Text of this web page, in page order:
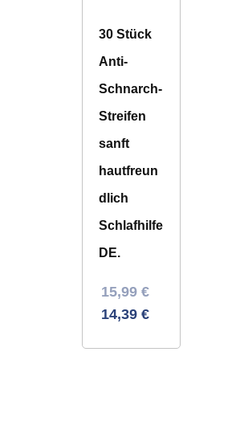
30 Stück
Anti-
Schnarch-
Streifen
sanft
hautfreun
dlich
Schlafhilfe
DE.
Ursprünglicher
Preis
34,78 €
15,99 €
15,99 €.
14,39 €